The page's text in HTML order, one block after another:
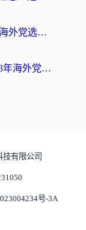
斧牛和极速穿梭VPN哪个好？海外党选回国加速器必看的真实对比与避坑指南
北美回国无缝访问国内资源：3年海外党亲测的加速器选择指南
有限公司
号-3A